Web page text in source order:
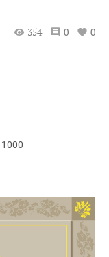
354 0 0
1000